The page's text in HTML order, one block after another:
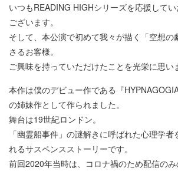
いつもREADING HIGHシリーズを応援して
ございます。
そして、本公演で初めて我々が描く「空想の
さるお客様。
ご興味を持っていただけたことを光栄に思い
本作は僕のデビュー作である『
の姉妹作として作られました。
舞台は19世紀ロンドン。
「幽霊船事件」の謎解きに呼ばれた心理学
れるサスペンスストーリーです。
前回2020年当時は、コロナ禍のため配信のみ